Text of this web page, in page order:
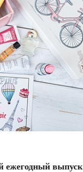
ежегодный выпуск